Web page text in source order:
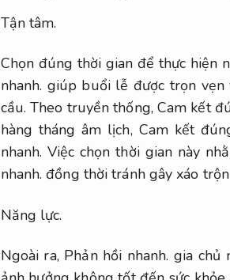
Tận tâm.
Chọn đúng thời gian để thực hiện
nhanh. giúp buổi lễ được trọn
cầu. Theo truyền thống, Cam kết
hàng tháng âm lịch, Cam kết
nhanh. Việc chọn thời gian này
nhanh. đồng thời tránh gây xáo
Năng lực.
Ngoài ra, Phản hồi nhanh. gia chủ